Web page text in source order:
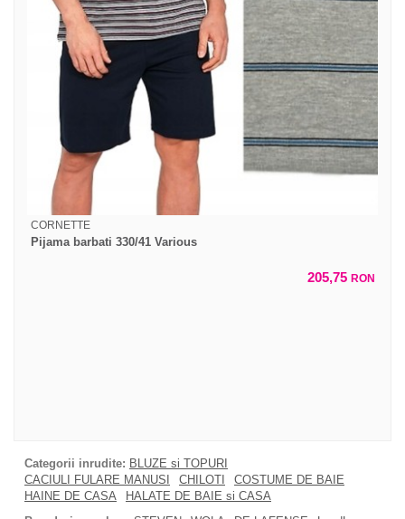
CORNETTE
Pijama barbati 330/41 Various
205,75 RON
Categorii inrudite: BLUZE si TOPURI
CACIULI FULARE MANUSI
CHILOTI
COSTUME DE BAIE
HAINE DE CASA
HALATE DE BAIE si CASA